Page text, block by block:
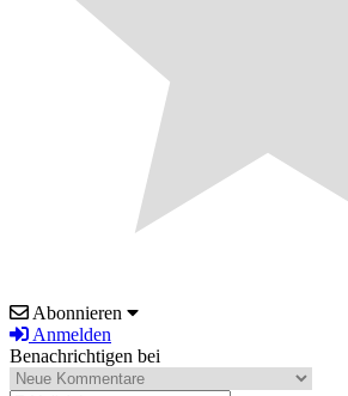
Abonnieren
Anmelden
Benachrichtigen bei